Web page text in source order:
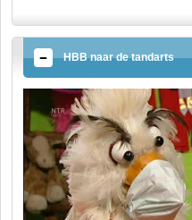
HBB naar de tandarts